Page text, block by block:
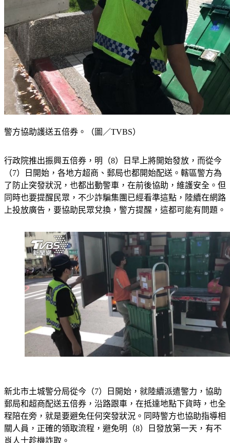
警方協助護送五倍券。（圖／TVBS）
行政院推出振興五倍券，明（8）日早上將開始發放，而從今
（7）日開始，各地方超商、郵局也都開始配送。轄區警方為
了防止突發狀況，也都出動警車，在前後協助，維護安全。但
同時也要提醒民眾，不少詐騙集團已經看準這點，陸續在網路
上投放廣告，要協助民眾兌換，警方提醒，這都可能有問題。
新北市土城警分局從今（7）日開始，就陸續派遣警力，協助
郵局和超商配送五倍券，沿路跟車，在抵達地點下貨時，也全
程陪在旁，就是要避免任何突發狀況。同時警方也協助指導相
關人員，正確的領取流程，避免明（8）日發放第一天，有不
肖人士趁機詐取。